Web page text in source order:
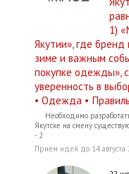
1)
Якутии», где бренд
зиме и важным
покупке одежды»,
уверенность в
• Одежда •
Необходимо
Якутске на смену
- 2
Приём идей до 14 августа